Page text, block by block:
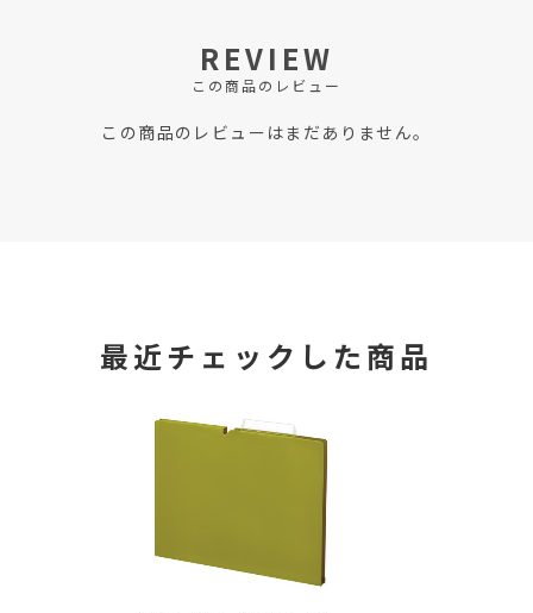
REVIEW
この商品のレビュー
この商品のレビューはまだありません。
最近チェックした商品